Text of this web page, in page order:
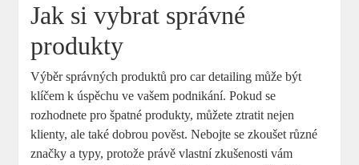
Jak si vybrat správné
produkty
Výběr správných produktů pro car detailing může být
klíčem k úspěchu ve vašem podnikání. Pokud se
rozhodnete‍ pro špatné produkty, můžete ztratit nejen
klienty, ale také​ dobrou pověst. Nebojte ‌se zkoušet různé
značky a typy, protože právě vlastní zkušenosti vám